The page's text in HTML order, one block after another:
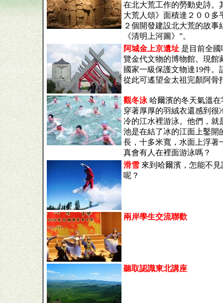
在北大荒工作的勞動史詩。
大荒人頌》面積達２００多
２個開發建設北大荒的故事
《清明上河圖》”。
阿城金上京遺址 是目前全
覽金代文物的博物館。現館
國家一級保護文物達19件
從此可遙望金太祖完顏阿骨
觀冬泳 哈爾濱的冬天氣溫
穿著厚厚的羽絨衣還感到很
冷的江水裡游泳。他們，就
池是在結了冰的江面上鑿開
長，十多米寬，水面上浮著
真會有人在裡面游泳嗎？
滑雪 來到哈爾濱，怎能不
呢？
兩岸學生交流聯歡
聽取認識東北講座